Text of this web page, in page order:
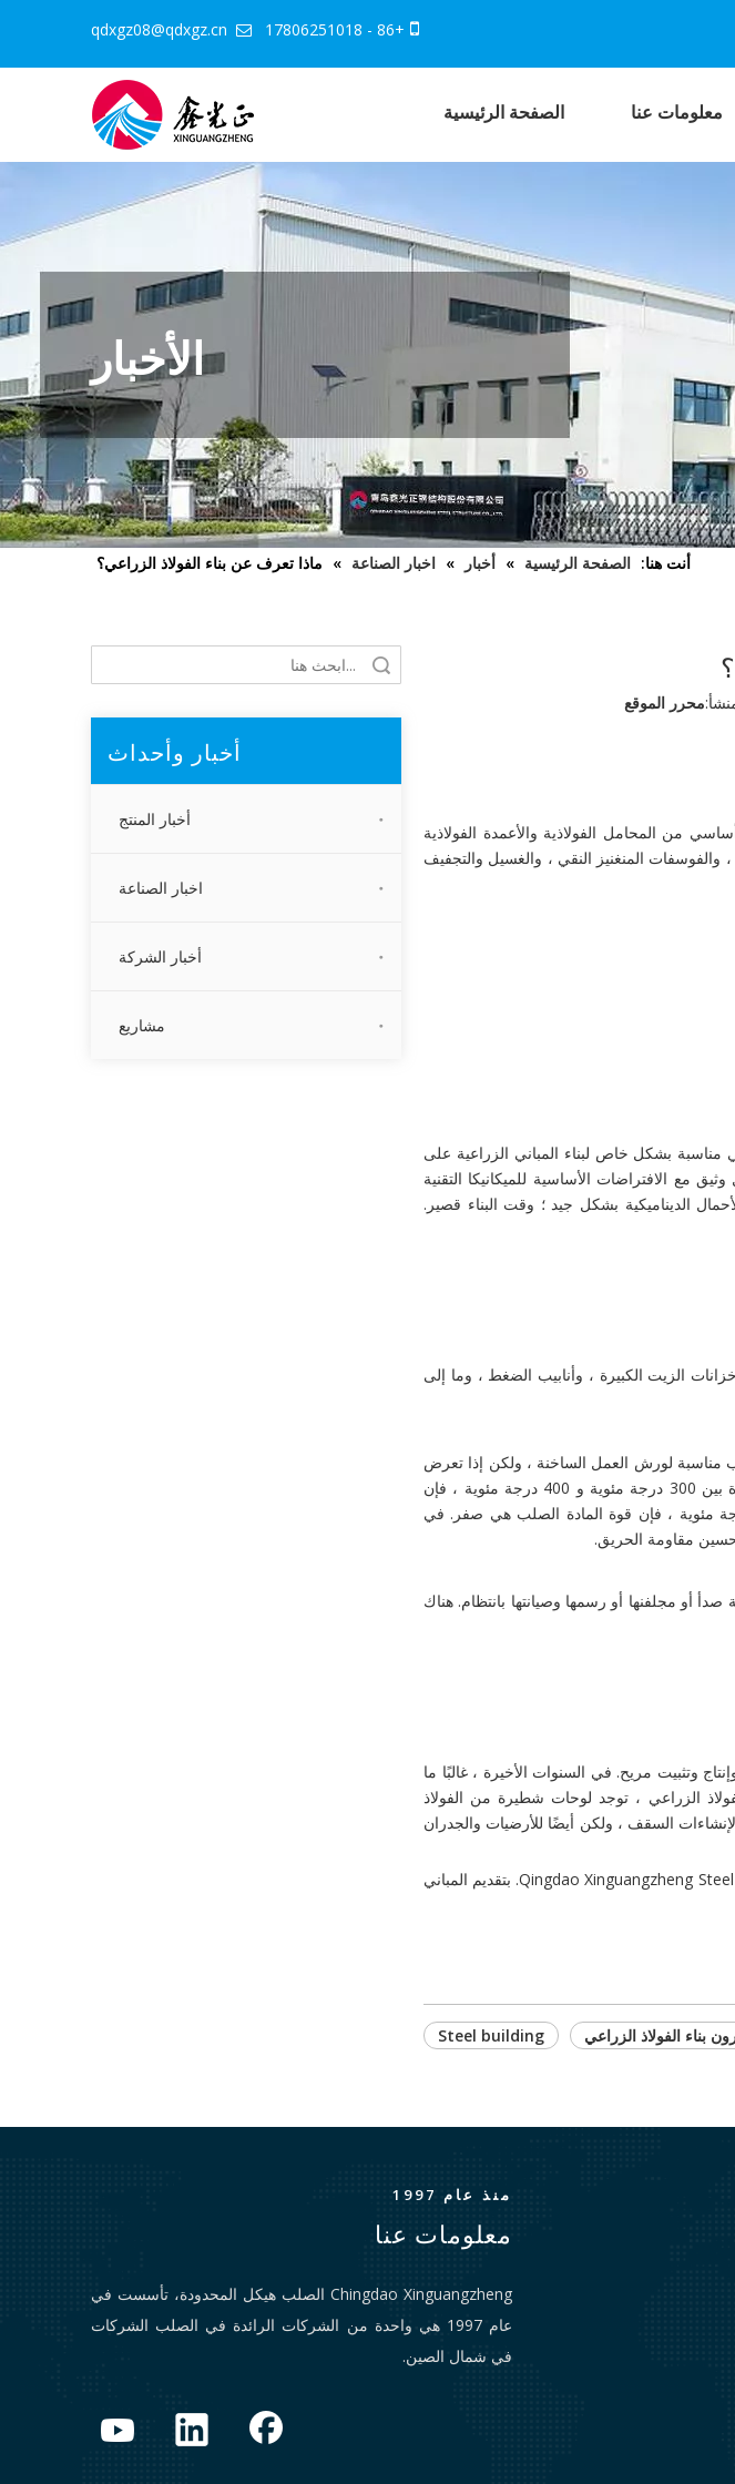

+86 - 17806251018

qdxgz08@qdxgz.cn
معلومات عنا الصفحة الرئيسية
الأخبار
أنت هنا: الصفحة الرئيسية » أخبار » اخبار الصناعة » ماذا تعرف عن بناء الفولاذ الزراعي؟
أخبار وأحداث
أخبار المنتج
اخبار الصناعة
أخبار الشركة
مشاريع
محرر الموقع
من المحامل الفولاذية والأعمدة الفولاذية
المنغنيز النقي ، والغسيل والتجفيف
بشكل خاص لبناء المباني الزراعية على
مع الافتراضات الأساسية للميكانيكا التقنية
الديناميكية بشكل جيد ؛ وقت البناء قصير.
الزيت الكبيرة ، وأنابيب الضغط ، وما إلى
فإن بنية الصلب مناسبة لورش العمل الساخنة ، ولكن إذا تعرض
السطح للإشعاع الحراري حوالي 150 ، فيجب حمايته بواسطة لوحة عزل حرارية. إذا كانت درجة الحرارة بين 300 درجة مئوية و 400 درجة مئوية ، فإن
في المادة الفولاذية تنخفض بشكل كبير ، وإذا كانت درجة الحرارة حوالي 600 درجة مئوية ، فإن قوة المادة الصلب هي صفر. في
مقاومة الحريق.
أو مجلفنها أو رسمها وصيانتها بانتظام. هناك
وتثبيت مريح. في السنوات الأخيرة ، غالبًا ما
الزراعي ، توجد لوحات شطيرة من الفولاذ
السقف ، ولكن أيضًا للأرضيات والجدران
يلعب إنتاج الفولاذ الزراعي دورًا أساسيًا في عملية الإنتاج الصناعي الحالي. تعهدت شركة Qingdao Xinguangzheng Steel Study Co. ، Ltd. بتقديم المباني
Steel building بناء الفولاذ الزراعي
منذ عام 1997
معلومات عنا
Chingdao Xinguangzheng الصلب هيكل المحدودة، تأسست في
عام 1997 هي واحدة من الشركات الرائدة في الصلب الشركات
في شمال الصين.